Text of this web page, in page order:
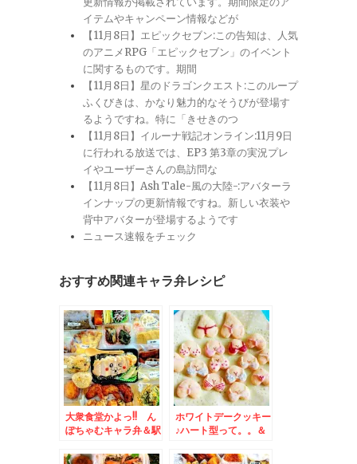
イテムやキャンペーン情報などが
【11月8日】エピックセブン:この告知は、人気
のアニメRPG「エピックセブン」のイベント
に関するものです。期間
【11月8日】星のドラゴンクエスト:このループ
ふくびきは、かなり魅力的なそうびが登場す
るようですね。特に「きせきのつ
【11月8日】イルーナ戦記オンライン:11月9日
に行われる放送では、EP3 第3章の実況プレ
イやユーザーさんの島訪問な
【11月8日】Ash Tale-風の大陸-:アバターラ
インナップの更新情報ですね。新しい衣装や
背中アバターが登場するようです
ニュース速報をチェック
おすすめ関連キャラ弁レシピ
大衆食堂かよっ!! ん
ぽちゃむキャラ弁＆駅
部「そばの合田」の
ホワイトデークッキー
♪ハート型って。。＆
店」さんの「若鶏定